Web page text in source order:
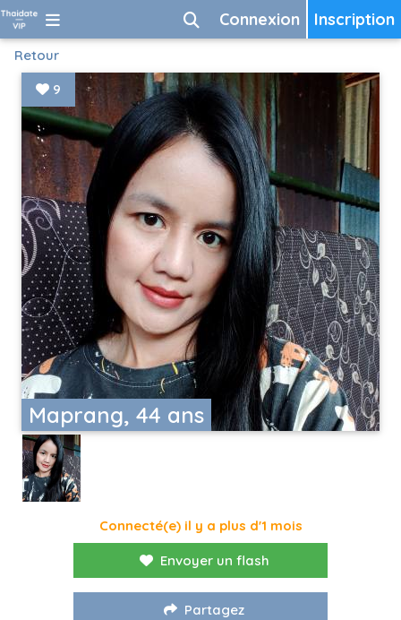
Inscription
Connexion
Retour
Maprang, 44 ans
9
Connecté(e) il y a plus d'1 mois
Envoyer un flash
Partagez